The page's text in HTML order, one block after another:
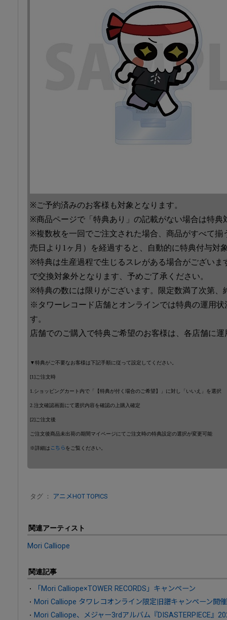
※ご予約済みのお客様も対象となります。
※商品ページで「特典あり」の記載がない場合は特典
※複数枚を一回でご注文された場合、商品がすべて揃
売日より1ヶ月）を経過すると、自動的に特典付与対
※特典は生産過程で生じるスレがある場合がございま
で交換対象外となります、予めご了承ください。
※特典の数には限りがございます。限定数満了次第、
※タワーレコード店舗とオンラインでは特典の運用
す。
店舗でのご購入で特典ご希望のお客様は、各店舗に
▼特典がご不要なお客様は下記手順に従って設定してください。
[1]ご注文時
1.ショッピングカート内で「【特典が付く場合のご希望】」に対し「いいえ」を選択
2.注文確認画面にて選択内容を確認の上購入確定
[2]ご注文後
ご注文後商品未出荷の期間マイページにてご注文時の特典設定の選択が変更可能
※詳細は こちらをご覧ください。
タグ ： アニメHOT TOPICS
関連アーティスト
Mori Calliope
関連記事
「Mori Calliope×TOWER RECORDS」キャンペーン
Mori Calliope タワレコオンライン限定旧譜キャンペーン開
Mori Calliope、メジャー3rdアルバム『DISASTERPIECE』